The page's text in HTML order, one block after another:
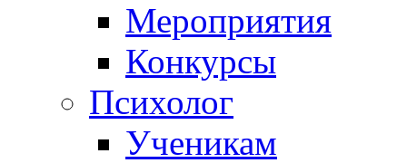
Мероприятия
Конкурсы
Психолог
Ученикам